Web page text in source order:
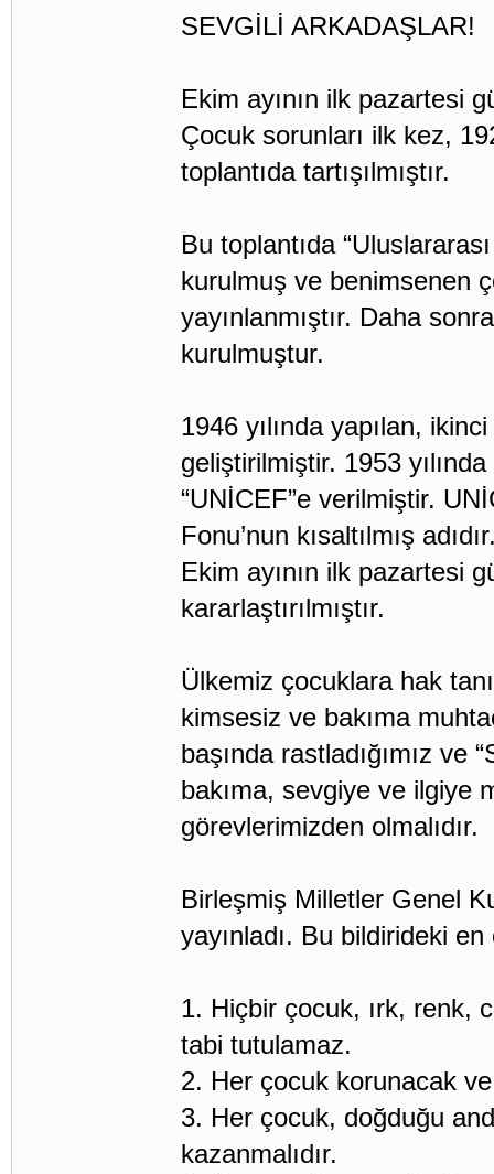
SEVGİLİ ARKADAŞLAR!
Ekim ayının ilk pazartesi
Çocuk sorunları ilk kez,
toplantıda tartışılmıştır.
Bu toplantıda
kurulmuş ve benimsenen
yayınlanmıştır. Daha
kurulmuştur.
1946 yılında yapılan,
geliştirilmiştir. 1953
“UNİCEF”e verilmiştir.
Fonu’nun kısaltılmış
Ekim ayının ilk pazartesi
kararlaştırılmıştır.
Ülkemiz çocuklara hak
kimsesiz ve bakıma
başında rastladığımız ve
bakıma, sevgiye ve ilgiye
görevlerimizden olmalıdır.
Birleşmiş Milletler Genel
yayınladı. Bu bildirideki
1. Hiçbir çocuk, ırk, renk,
tabi tutulamaz.
2. Her çocuk korunacak
3. Her çocuk, doğduğu
kazanmalıdır.